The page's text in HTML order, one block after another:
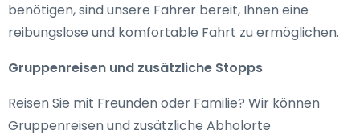
benötigen, sind unsere Fahrer bereit, Ihnen eine
reibungslose und komfortable Fahrt zu ermöglichen.
Gruppenreisen und zusätzliche Stopps
Reisen Sie mit Freunden oder Familie? Wir können
Gruppenreisen und zusätzliche Abholorte